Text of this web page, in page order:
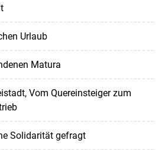
Urlaub
Matura
Vom Quereinsteiger zum
Solidarität gefragt